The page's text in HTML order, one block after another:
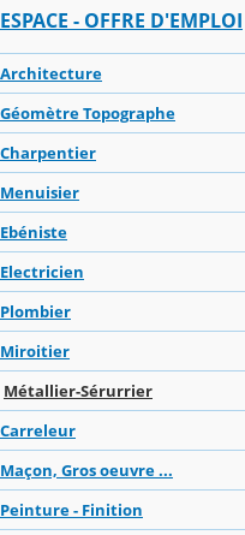
ESPACE - OFFRE D'EMPLOI
Architecture
Géomètre Topographe
Charpentier
Menuisier
Ebéniste
Electricien
Plombier
Miroitier
Métallier-Sérurrier
Carreleur
Maçon, Gros oeuvre ...
Peinture - Finition